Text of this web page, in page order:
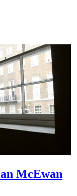
McEwan